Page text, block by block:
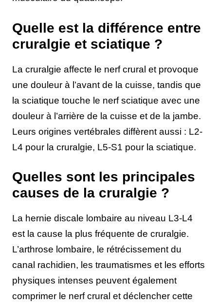
Quelle est la différence entre
cruralgie et sciatique ?
La cruralgie affecte le nerf crural et provoque
une douleur à l’avant de la cuisse, tandis que
la sciatique touche le nerf sciatique avec une
douleur à l’arrière de la cuisse et de la jambe.
Leurs origines vertébrales diffèrent aussi : L2-
L4 pour la cruralgie, L5-S1 pour la sciatique.
Quelles sont les principales
causes de la cruralgie ?
La hernie discale lombaire au niveau L3-L4
est la cause la plus fréquente de cruralgie.
L’arthrose lombaire, le rétrécissement du
canal rachidien, les traumatismes et les efforts
physiques intenses peuvent également
comprimer le nerf crural et déclencher cette